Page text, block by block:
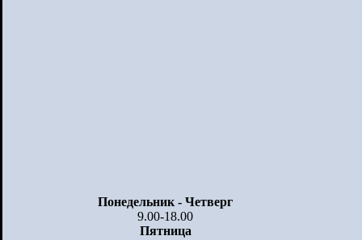
Понедельник - Четверг
9.00-18.00
Пятница